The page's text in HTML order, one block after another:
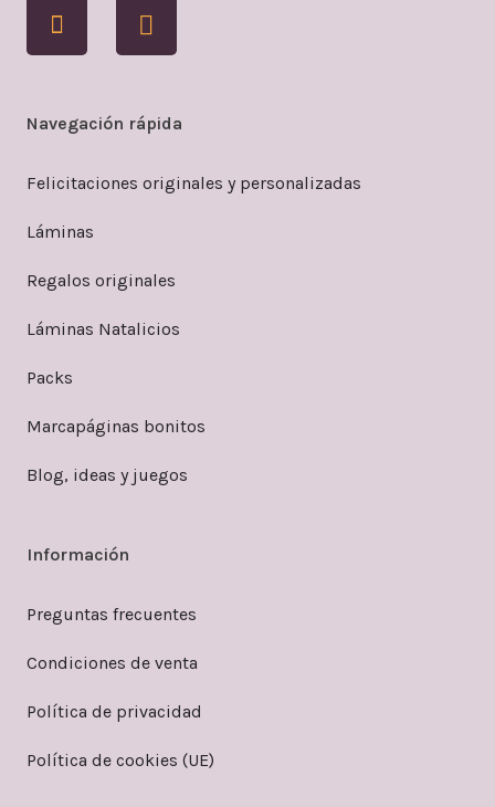
Navegación rápida
Felicitaciones originales y personalizadas
Láminas
Regalos originales
Láminas Natalicios
Packs
Marcapáginas bonitos
Blog, ideas y juegos
Información
Preguntas frecuentes
Condiciones de venta
Política de privacidad
Política de cookies (UE)